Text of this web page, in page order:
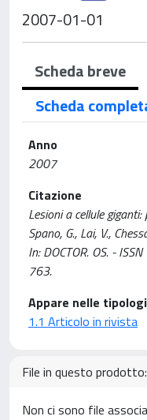
2007-01-01
Scheda breve
Scheda
Anno
2007
Citazione
Lesioni a cellule
Spano, G., Lai, V.,
In: DOCTOR. OS. -
763.
Appare nelle
1.1 Articolo in rivista
File in questo prodotto:
Non ci sono file